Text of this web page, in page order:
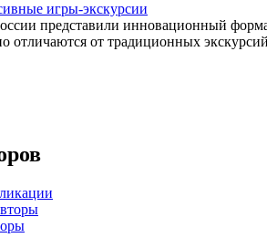
игры-экскурсии
представили инновационный
отличаются от традиционных